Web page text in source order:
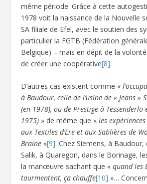
même période. Grâce à cette
1978 voit la naissance de la Nouvelle
SA filiale de Efel, avec le soutien des
particulier la FGTB (Fédération
Belgique) – mais en dépit de la
de créer une coopérative[8].
D’autres cas existent comme «
à Baudour, celle de l’usine de « Jeans »
(en 1978), ou de Prestige à Tessenderlo
1975) » de même que «les
aux Textiles d’Ere et aux Sablières de
Braine »[9]. Chez Siemens, à
Salik, à Quaregon, dans le Borinage,
la manœuvre sachant que « quand les
tourmentent, ça chauffe[10] »…